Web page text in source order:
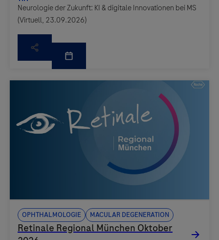
Neurologie der Zukunft: KI & digitale Innovationen bei MS
(Virtuell, 23.09.2026)
Ophthalmologie Macular degeneration